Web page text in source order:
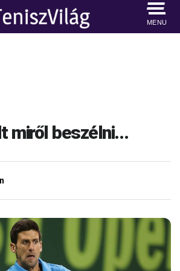
MENU
miről beszélni…